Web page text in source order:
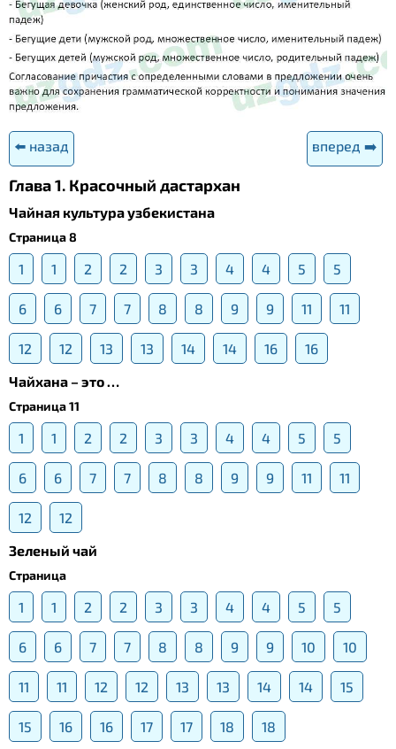
⬅️ назад вперед ➡️
Глава 1. Красочный дастархан
Чайная культура узбекистана
Страница 8
1 1 2 2 3 3 4 4 5 5
6 6 7 7 8 8 9 9 11 11
12 12 13 13 14 14 16
16
Чайхана – это …
Страница 11
1 1 2 2 3 3 4 4 5 5
6 6 7 7 8 8 9 9 11 11
12
12
Зеленый чай
Страница
1 1 2 2 3 3 4 4 5 5
6 6 7 7 8 8 9 9 10 10
11 11 12 12 13 13 14 14 15
15 16 16 17 17 18
18